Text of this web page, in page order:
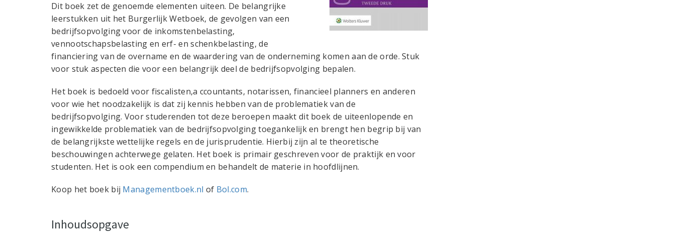
Dit boek zet de genoemde elementen uiteen. De belangrijke
leerstukken uit het Burgerlijk Wetboek, de gevolgen van een
bedrijfsopvolging voor de inkomstenbelasting,
vennootschapsbelasting en erf- en schenkbelasting, de
financiering van de overname en de waardering van de onderneming komen aan de orde. Stuk
voor stuk aspecten die voor een belangrijk deel de bedrijfsopvolging bepalen.
Het boek is bedoeld voor fiscalisten,a ccountants, notarissen, financieel planners en anderen
voor wie het noodzakelijk is dat zij kennis hebben van de problematiek van de
bedrijfsopvolging. Voor studerenden tot deze beroepen maakt dit boek de uiteenlopende en
ingewikkelde problematiek van de bedrijfsopvolging toegankelijk en brengt hen begrip bij van
de belangrijkste wettelijke regels en de jurisprudentie. Hierbij zijn al te theoretische
beschouwingen achterwege gelaten. Het boek is primair geschreven voor de praktijk en voor
studenten. Het is ook een compendium en behandelt de materie in hoofdlijnen.
Koop het boek bij Managementboek.nl of Bol.com.
Inhoudsopgave